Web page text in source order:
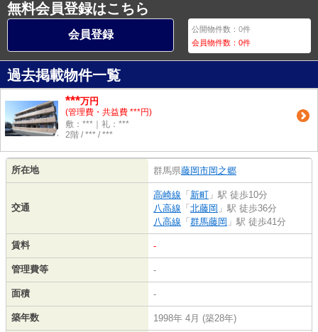
無料会員登録はこちら
会員登録 公開物件数：0件
会員物件数：0件
過去掲載物件一覧
***万円
(管理費・共益費 ***円)
敷：***｜礼：***
2階 / *** / ***
所在地 群馬県藤岡市岡之郷
交通
高崎線 「 新町 」駅 徒歩10分
八高線 「 北藤岡 」駅 徒歩36分
八高線 「 群馬藤岡 」駅 徒歩41分
賃料 -
管理費等 -
面積 -
築年数 1998年 4月 (築28年)